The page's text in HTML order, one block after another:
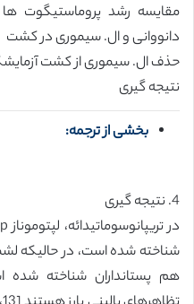
مقایسه رشد پروماستیگوت
دانووانی و ال. سیموری در کشت
حذف ال. سیموری از کشت
نتیجه گیری
بخشی از ترجمه:
4. نتیجه گیری
شناخته شده است، در حالیکه
هم پستانداران شناخته شده